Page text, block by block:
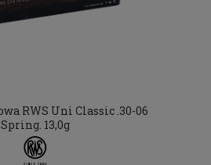
RWS Uni Classic .30-06
Spring. 13,0g